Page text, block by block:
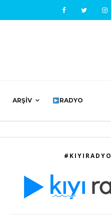
ARŞIV RADYO
#KIYIRADYO